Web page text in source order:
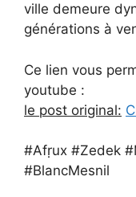
ville demeure
générations à
Ce lien vous
youtube :
le post original:
#Afṛux #Zedek
#BlancMesnil